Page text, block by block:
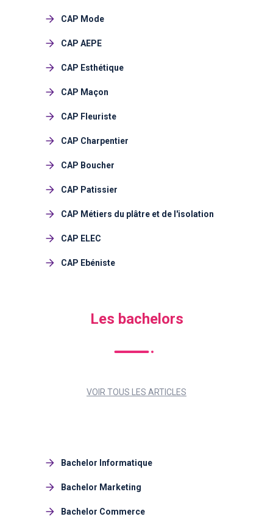
CAP Mode
CAP AEPE
CAP Esthétique
CAP Maçon
CAP Fleuriste
CAP Charpentier
CAP Boucher
CAP Patissier
CAP Métiers du plâtre et de l'isolation
CAP ELEC
CAP Ebéniste
Les bachelors
VOIR TOUS LES ARTICLES
Bachelor Informatique
Bachelor Marketing
Bachelor Commerce